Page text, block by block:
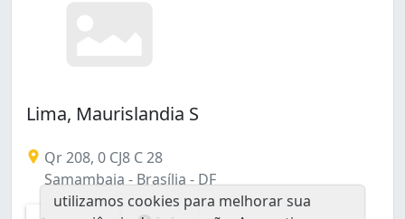
Lima, Maurislandia S
Qr 208, 0 CJ8 C 28
Samambaia - Brasília - DF
utilizamos cookies para melhorar sua